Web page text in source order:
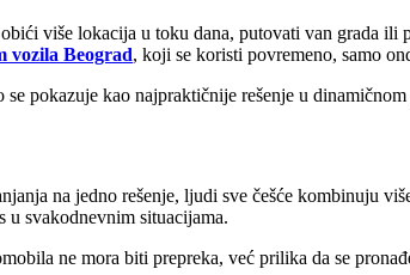
više lokacija u toku dana, putovati van grada
vozila Beograd, koji se koristi povremeno, samo
pokazuje kao najpraktičnije rešenje u
na jedno rešenje, ljudi sve češće kombinuju
u svakodnevnim situacijama.
ne mora biti prepreka, već prilika da se